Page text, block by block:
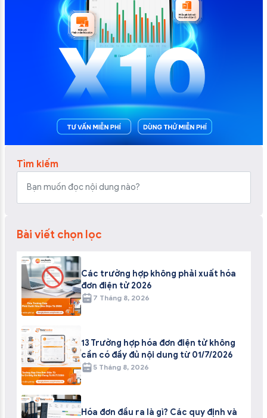
Tìm kiếm
Bài viết chọn lọc
Các trường hợp không phải xuất hóa
đơn điện tử 2026
7 Tháng 8, 2026
13 Trường hợp hóa đơn điện tử không
cần có đầy đủ nội dung từ 01/7/2026
5 Tháng 8, 2026
Hóa đơn đầu ra là gì? Các quy định và